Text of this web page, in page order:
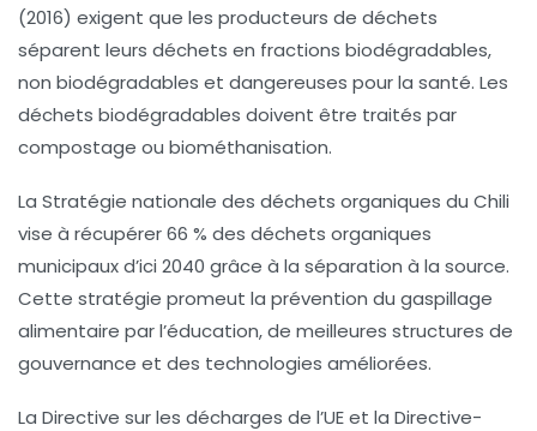
(2016) exigent que les producteurs de déchets
séparent leurs déchets en fractions biodégradables,
non biodégradables et dangereuses pour la santé. Les
déchets biodégradables doivent être traités par
compostage ou biométhanisation.
La Stratégie nationale des déchets organiques du Chili
vise à récupérer66 % des déchets organiques
municipaux d’ici 2040 grâce à la séparation à la source.
Cette stratégie promeut la prévention du gaspillage
alimentaire par l’éducation, de meilleures structures de
gouvernance et des technologies améliorées.
La Directive sur les décharges de l’UEet la Directive-